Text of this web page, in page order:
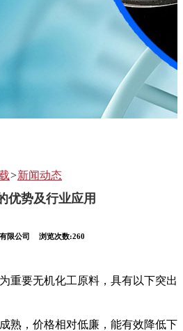
>新闻动态
优势及行业应用
限公司 浏览次数:260
重要无机化工原料，具有以下突出
熟，价格相对低廉，能有效降低下